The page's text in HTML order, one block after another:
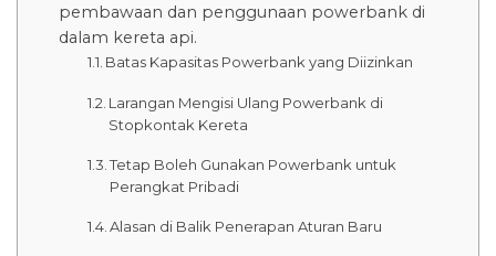
pembawaan dan penggunaan powerbank di
dalam kereta api.
Batas Kapasitas Powerbank yang Diizinkan
Larangan Mengisi Ulang Powerbank di
Stopkontak Kereta
Tetap Boleh Gunakan Powerbank untuk
Perangkat Pribadi
Alasan di Balik Penerapan Aturan Baru